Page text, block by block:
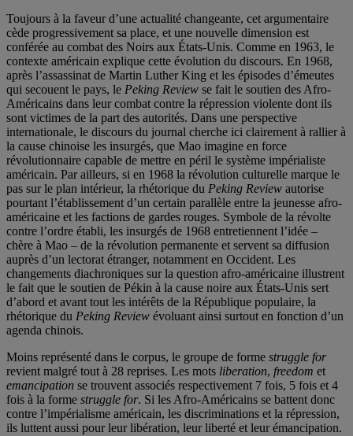
Toujours à la faveur d’une actualité changeante, cet argumentaire
cède progressivement sa place, et une nouvelle dimension est
conférée au combat des Noirs aux États-Unis. Comme en 1963, le
contexte américain explique cette évolution du discours. En 1968,
après l’assassinat de Martin Luther King et les épisodes d’émeutes
qui secouent le pays, le Peking Review se fait le soutien des Afro-
Américains dans leur combat contre la répression violente dont ils
sont victimes de la part des autorités. Dans une perspective
internationale, le discours du journal cherche ici clairement à rallier à
la cause chinoise les insurgés, que Mao imagine en force
révolutionnaire capable de mettre en péril le système impérialiste
américain. Par ailleurs, si en 1968 la révolution culturelle marque le
pas sur le plan intérieur, la rhétorique du Peking Review autorise
pourtant l’établissement d’un certain parallèle entre la jeunesse afro-
américaine et les factions de gardes rouges. Symbole de la révolte
contre l’ordre établi, les insurgés de 1968 entretiennent l’idée –
chère à Mao – de la révolution permanente et servent sa diffusion
auprès d’un lectorat étranger, notamment en Occident. Les
changements diachroniques sur la question afro-américaine illustrent
le fait que le soutien de Pékin à la cause noire aux États-Unis sert
d’abord et avant tout les intérêts de la République populaire, la
rhétorique du Peking Review évoluant ainsi surtout en fonction d’un
agenda chinois.
Moins représenté dans le corpus, le groupe de forme struggle for
revient malgré tout à 28 reprises. Les mots liberation, freedom et
emancipation se trouvent associés respectivement 7 fois, 5 fois et 4
fois à la forme struggle for. Si les Afro-Américains se battent donc
contre l’impérialisme américain, les discriminations et la répression,
ils luttent aussi pour leur libération, leur liberté et leur émancipation.